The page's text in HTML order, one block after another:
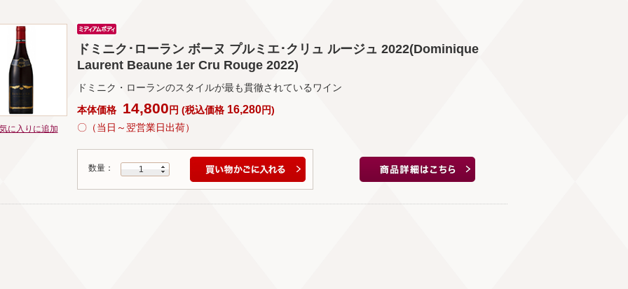
に入りに追加
ドミニク･ローラン ボーヌ プルミエ･クリュ ルージュ 2022(Dominique
Laurent Beaune 1er Cru Rouge 2022)
ドミニク・ローランのスタイルが最も貫徹されているワイン
本体価格 14,800 円 (税込価格 16,280円)
〇（当日～翌営業日出荷）
数量： 1